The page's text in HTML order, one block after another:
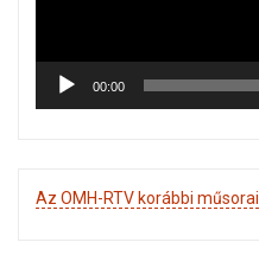
00:00
Az OMH-RTV korábbi műsorai